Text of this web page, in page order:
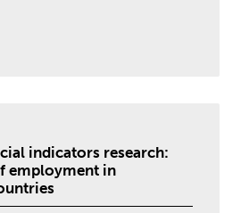
indicators research:
employment in